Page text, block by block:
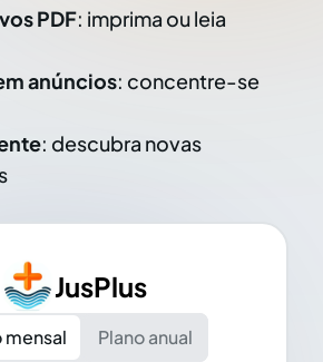
PDF: imprima ou leia
anúncios: concentre-se
: descubra novas
JusPlus
mensal
Plano anual